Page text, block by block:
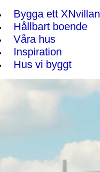
Bygga ett XNvillan
Hållbart boende
Våra hus
Inspiration
Hus vi byggt